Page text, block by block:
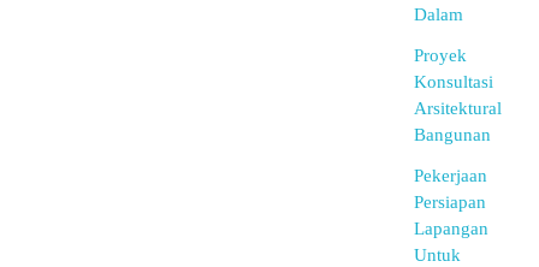
Dalam
Proyek
Konsultasi
Arsitektural
Bangunan
Pekerjaan
Persiapan
Lapangan
Untuk